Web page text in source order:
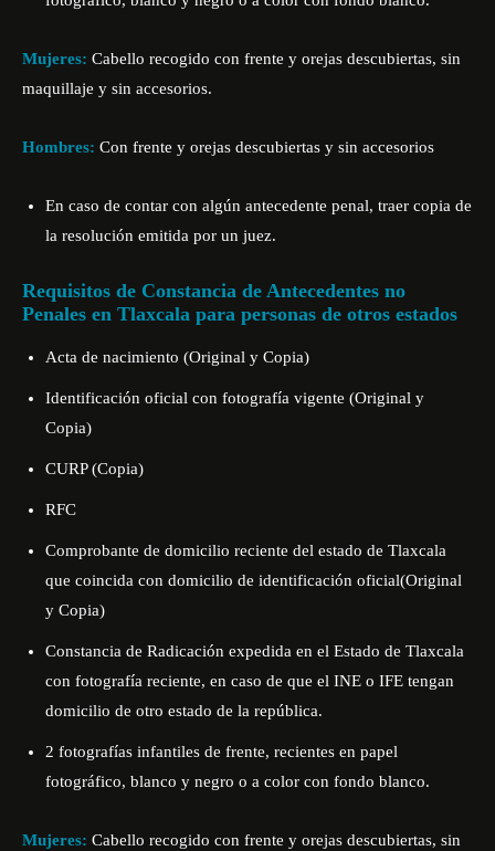
Mujeres: Cabello recogido con frente y orejas descubiertas, sin
maquillaje y sin accesorios.
Hombres: Con frente y orejas descubiertas y sin accesorios
En caso de contar con algún antecedente penal, traer copia de
la resolución emitida por un juez.
Requisitos de Constancia de Antecedentes no
Penales en Tlaxcala para personas de otros estados
Acta de nacimiento (Original y Copia)
Identificación oficial con fotografía vigente (Original y
Copia)
CURP (Copia)
RFC
Comprobante de domicilio reciente del estado de Tlaxcala
que coincida con domicilio de identificación oficial(Original
y Copia)
Constancia de Radicación expedida en el Estado de Tlaxcala
con fotografía reciente, en caso de que el INE o IFE tengan
domicilio de otro estado de la república.
2 fotografías infantiles de frente, recientes en papel
fotográfico, blanco y negro o a color con fondo blanco.
Mujeres: Cabello recogido con frente y orejas descubiertas, sin